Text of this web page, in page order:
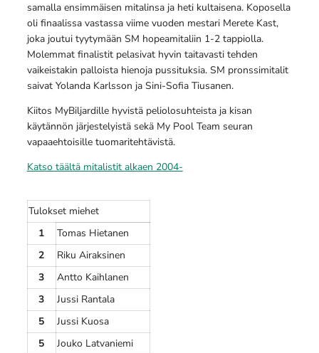
samalla ensimmäisen mitalinsa ja heti kultaisena. Koposella
oli finaalissa vastassa viime vuoden mestari Merete Kast,
joka joutui tyytymään SM hopeamitaliin 1-2 tappiolla.
Molemmat finalistit pelasivat hyvin taitavasti tehden
vaikeistakin palloista hienoja pussituksia. SM pronssimitalit
saivat Yolanda Karlsson ja Sini-Sofia Tiusanen.
Kiitos MyBiljardille hyvistä peliolosuhteista ja kisan
käytännön järjestelyistä sekä My Pool Team seuran
vapaaehtoisille tuomaritehtävistä.
Katso täältä mitalistit alkaen 2004-
Tulokset miehet
1
Tomas Hietanen
2
Riku Airaksinen
3
Antto Kaihlanen
3
Jussi Rantala
5
Jussi Kuosa
5
Jouko Latvaniemi